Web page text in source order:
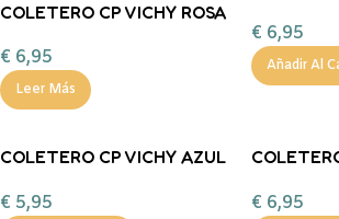
COLETERO CP VICHY ROSA
€ 6,95
Leer Más
€ 6,95
Añadir Al
COLETERO CP VICHY AZUL
€ 5,95 € 6,95